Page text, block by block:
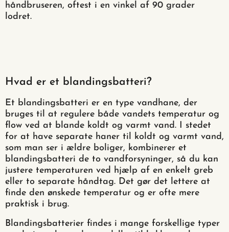
håndbruseren, oftest i en vinkel af 90 grader
lodret.
Hvad er et blandingsbatteri?
Et blandingsbatteri er en type vandhane, der
bruges til at regulere både vandets temperatur og
flow ved at blande koldt og varmt vand. I stedet
for at have separate haner til koldt og varmt vand,
som man ser i ældre boliger, kombinerer et
blandingsbatteri de to vandforsyninger, så du kan
justere temperaturen ved hjælp af en enkelt greb
eller to separate håndtag. Det gør det lettere at
finde den ønskede temperatur og er ofte mere
praktisk i brug.
Blandingsbatterier findes i mange forskellige typer